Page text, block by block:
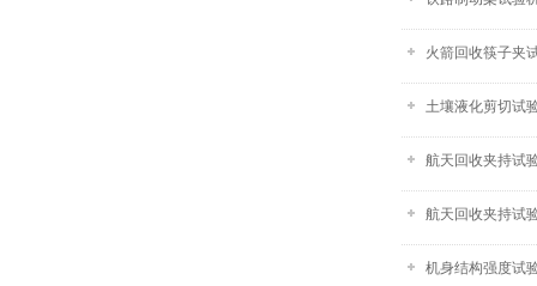
火箭回收筷子夹
土壤液化剪切试
航天回收夹持试
航天回收夹持试
机身结构强度试